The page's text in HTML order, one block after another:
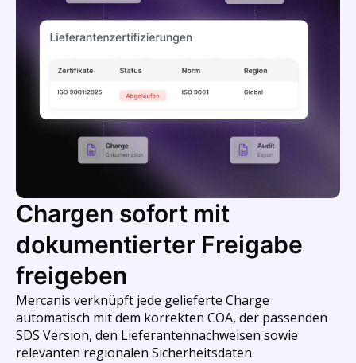
Chargen sofort mit
dokumentierter Freigabe
freigeben
Mercanis verknüpft jede gelieferte Charge
automatisch mit dem korrekten COA, der passenden
SDS Version, den Lieferantennachweisen sowie
relevanten regionalen Sicherheitsdaten.